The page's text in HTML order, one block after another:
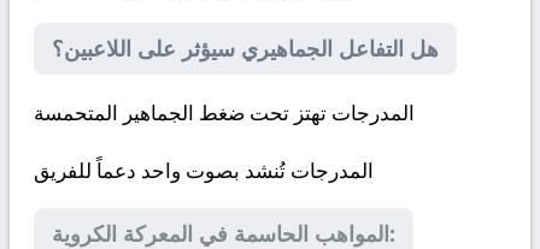
هل التفاعل الجماهيري سيؤثر على اللاعبين؟
المدرجات تهتز تحت ضغط الجماهير المتحمسة
المدرجات تُنشد بصوت واحد دعماً للفريق
المواهب الحاسمة في المعركة الكروية: